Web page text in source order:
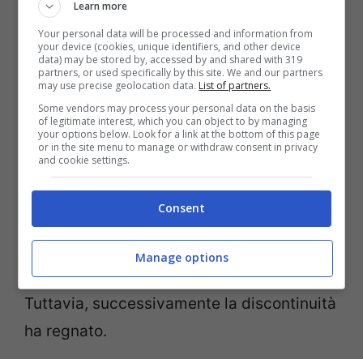
POTREBBE INTERESSARTI ANCHE
>>>Calciomercato Cagliari, arriva
dall’Inter: doppio colpo uruguaiano
Da quando allena l’Arsenal, Mike Arteta,
non ha mai fatto parlare tantissimo di sé.
Anzi, all’inizio l’entusiasmo era alle stelle,
in quanto nel 2019 – esordio da allenatore
con i londinesi – ha conquistato una Coppa
d’Inghilterra e la Community Shield.
Tuttavia, successivamente la discontinuità
ha regnato.
Learn more
Your personal data will be processed and information from
your device (cookies, unique identifiers, and other device
data) may be stored by, accessed by and shared with 319
partners, or used specifically by this site. We and our partners
may use precise geolocation data. List of partners.
Some vendors may process your personal data on the basis
of legitimate interest, which you can object to by managing
your options below. Look for a link at the bottom of this page
or in the site menu to manage or withdraw consent in privacy
and cookie settings.
Consent
Manage options